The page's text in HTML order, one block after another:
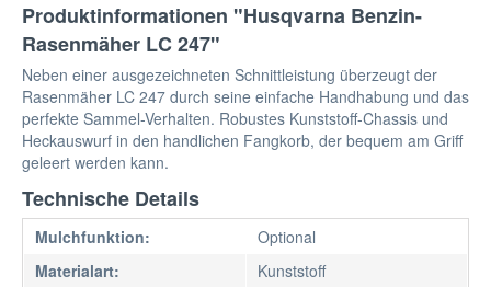
Produktinformationen "Husqvarna Benzin-
Rasenmäher LC 247"
Neben einer ausgezeichneten Schnittleistung überzeugt der
Rasenmäher LC 247 durch seine einfache Handhabung und das
perfekte Sammel-Verhalten. Robustes Kunststoff-Chassis und
Heckauswurf in den handlichen Fangkorb, der bequem am Griff
geleert werden kann.
Technische Details
Mulchfunktion:
Optional
Materialart:
Kunststoff